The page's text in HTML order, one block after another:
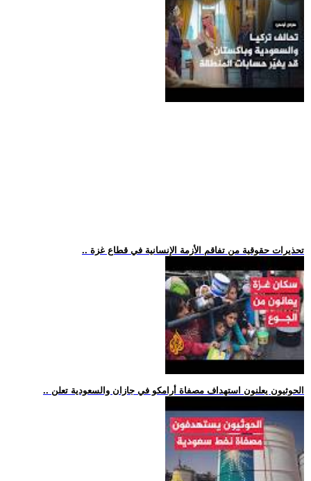
.. تحذيرات حقوقية من تفاقم الأزمة الإنسانية في قطاع غزة
.. الحوثيون يعلنون استهداف مصفاة أرامكو في جازان والسعودية تعلن